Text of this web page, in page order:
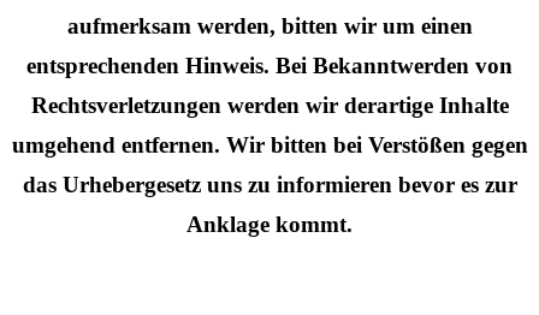
aufmerksam werden, bitten wir um einen
entsprechenden Hinweis. Bei Bekanntwerden von
Rechtsverletzungen werden wir derartige Inhalte
umgehend entfernen. Wir bitten bei Verstößen gegen
das Urhebergesetz uns zu informieren bevor es zur
Anklage kommt.